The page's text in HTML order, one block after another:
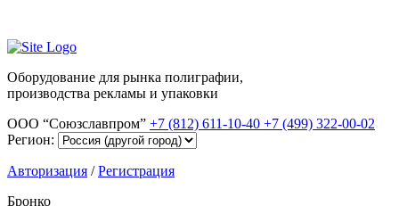
Оборудование для рынка полиграфии,
производства рекламы и упаковки
ООО “Союзславпром” +7 (812) 611-10-40 +7 (499) 322-00-02
Регион:
Авторизация /Регистрация
Бронко